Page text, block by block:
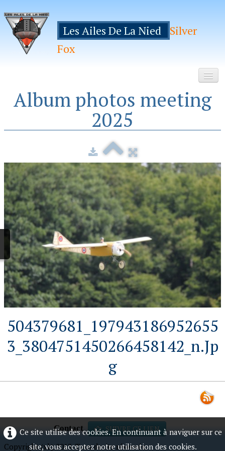
Les Ailes De La Nied
Silver
Fox
Accueil
Inscription
Manifestations
Hebergements
Album photos meeting
2025
504379681_197943186952655
3_3804751450266458142_n.jp
G
Contact SUIVRE CE LIEN
Copyright (xk) 2013. Tous droits réservés.
Ce site utilise des cookies. En continuant à naviguer sur ce
site, vous acceptez notre utilisation des cookies.